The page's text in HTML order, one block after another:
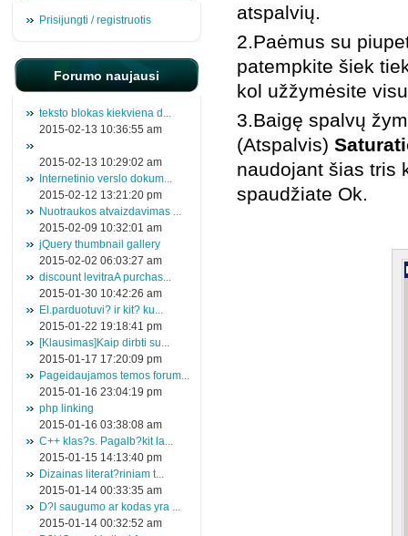
Prisijungti / registruotis
Forumo naujausi
teksto blokas kiekviena d...
2015-02-13 10:36:55 am
2015-02-13 10:29:02 am
Internetinio verslo dokum...
2015-02-12 13:21:20 pm
Nuotraukos atvaizdavimas ...
2015-02-09 10:32:01 am
jQuery thumbnail gallery
2015-02-02 06:03:27 am
discount levitraA purchas...
2015-01-30 10:42:26 am
El.parduotuvi? ir kit? ku...
2015-01-22 19:18:41 pm
[Klausimas]Kaip dirbti su...
2015-01-17 17:20:09 pm
Pageidaujamos temos forum...
2015-01-16 23:04:19 pm
php linking
2015-01-16 03:38:08 am
C++ klas?s. Pagalb?kit la...
2015-01-15 14:13:40 pm
Dizainas literat?riniam t...
2015-01-14 00:33:35 am
D?l saugumo ar kodas yra ...
2015-01-14 00:32:52 am
atspalvių.
2.Paėmus su
patempkite šiek
kol užžymėsite
3.Baigę spalvų
(Atspalvis)
naudojant šias tris
spaudžiate Ok.